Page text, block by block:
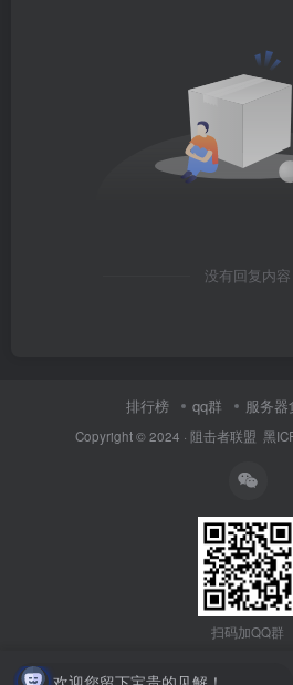
没有回复内容
排行榜 qq群 服务器
Copyright © 2024 · 阻击者联盟 黑
扫码加QQ群